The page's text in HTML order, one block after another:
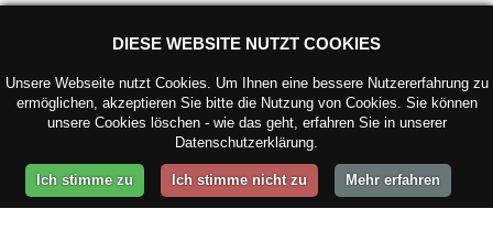
DIESE WEBSITE NUTZT COOKIES
Unsere Webseite nutzt Cookies. Um Ihnen eine bessere Nutzererfahrung zu
ermöglichen, akzeptieren Sie bitte die Nutzung von Cookies. Sie können
unsere Cookies löschen - wie das geht, erfahren Sie in unserer
Datenschutzerklärung.
Ich stimme zu Ich stimme nicht zu Mehr erfahren